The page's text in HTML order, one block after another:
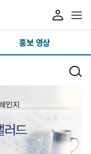
홍보 영상